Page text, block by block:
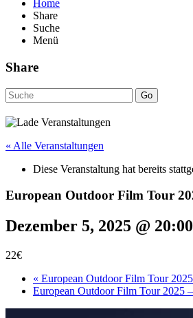
Home
Share
Suche
Menü
Share
Go
« Alle Veranstaltungen
Diese Veranstaltung hat bereits
European Outdoor Film Tour
Dezember 5, 2025 @ 20:00
22€
« European Outdoor Film Tour
European Outdoor Film Tour 2025